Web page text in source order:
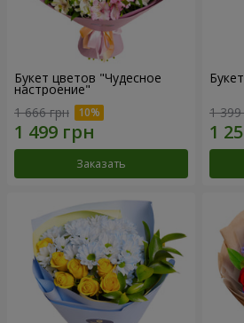
Букет цветов "Чудесное
настроение"
1 666 грн
Заказать
1 399